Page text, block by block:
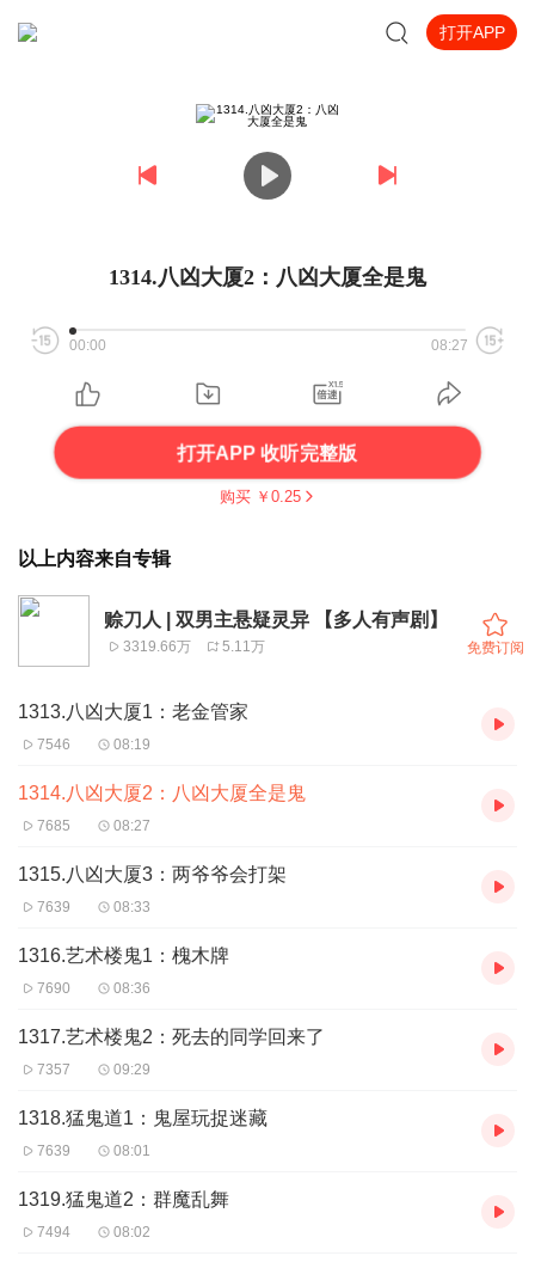
打开APP
1314.八凶大厦2：八凶大厦全是鬼
00:00 08:27
打开APP 收听完整版
购买 ￥ 0.25
以上内容来自专辑
赊刀人 | 双男主悬疑灵异 【多人有声剧】
3319.66万 5.11万 免费订阅
1313.八凶大厦1：老金管家
7546 08:19
1314.八凶大厦2：八凶大厦全是鬼
7685 08:27
1315.八凶大厦3：两爷爷会打架
7639 08:33
1316.艺术楼鬼1：槐木牌
7690 08:36
1317.艺术楼鬼2：死去的同学回来了
7357 09:29
1318.猛鬼道1：鬼屋玩捉迷藏
7639 08:01
1319.猛鬼道2：群魔乱舞
7494 08:02